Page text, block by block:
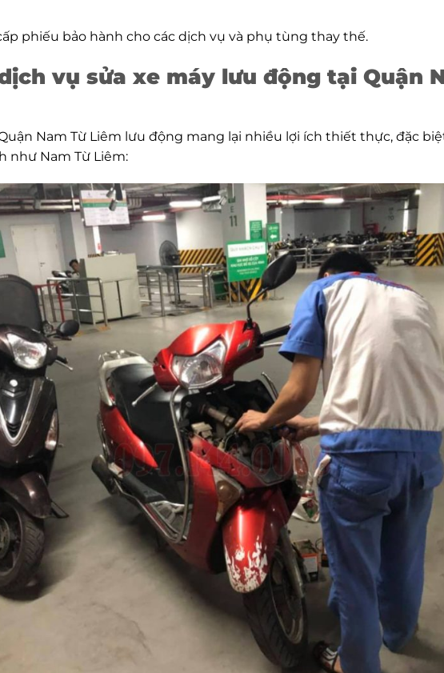
phiếu bảo hành cho các dịch vụ và phụ tùng thay thế.
vụ sửa xe máy lưu động tại Quận
Nam Từ Liêm lưu động mang lại nhiều lợi ích thiết thực, đặc
như Nam Từ Liêm: